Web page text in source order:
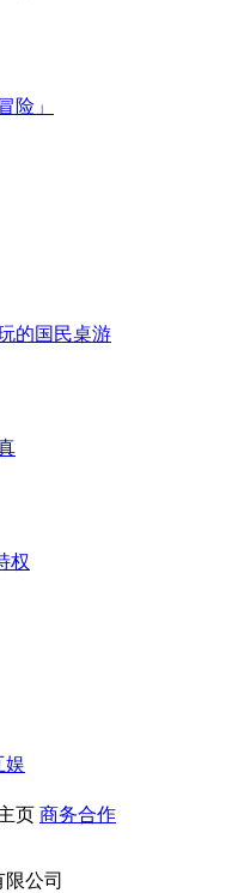
险」
的国民桌游
权
娱
页 商务合作
公司